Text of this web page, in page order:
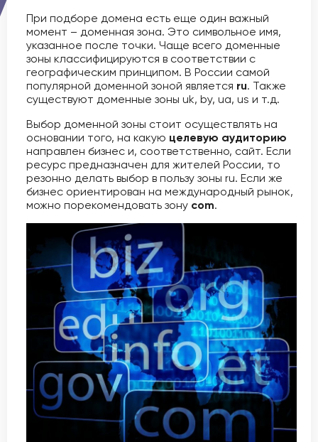
При подборе домена есть еще один важный
момент – доменная зона. Это символьное имя,
указанное после точки. Чаще всего доменные
зоны классифицируются в соответствии с
географическим принципом. В России самой
популярной доменной зоной является ru. Также
существуют доменные зоны uk, by, ua, us и т.д.
Выбор доменной зоны стоит осуществлять на
основании того, на какую целевую аудиторию
направлен бизнес и, соответственно, сайт. Если
ресурс предназначен для жителей России, то
резонно делать выбор в пользу зоны ru. Если же
бизнес ориентирован на международный рынок,
можно порекомендовать зону com.